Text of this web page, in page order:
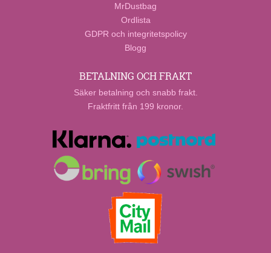
MrDustbag
Ordlista
GDPR och integritetspolicy
Blogg
BETALNING OCH FRAKT
Säker betalning och snabb frakt.
Fraktfritt från 199 kronor.